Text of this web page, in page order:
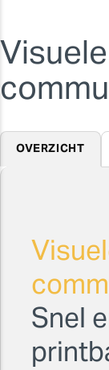
Visuele
OVERZICHT
Snel